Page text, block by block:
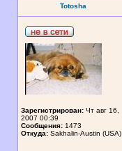
Totosha
Зарегистрирован: Чт авг 16,
2007 00:39
Сообщения: 1473
Откуда: Sakhalin-Austin (USA)